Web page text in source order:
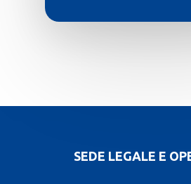
SEDE LEGALE E